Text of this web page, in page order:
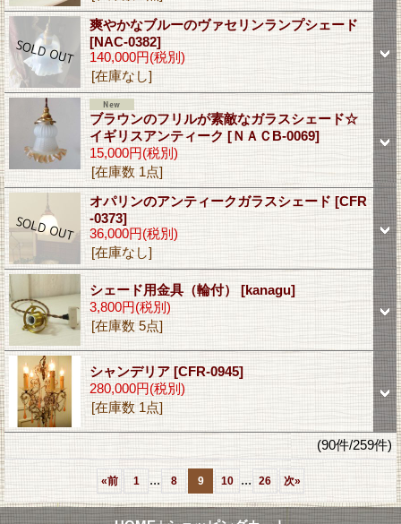
爽やかなブルーのヴァセリンランプシェード
[NAC-0382]
140,000円(税別)
[在庫なし]
ブラウンのフリルが素敵なガラスシェード☆
イギリスアンティーク [ＮＡＣB-0069]
15,000円(税別)
[在庫数 1点]
オパリンのアンティークガラスシェード [CFR
-0373]
36,000円(税別)
[在庫なし]
シェード用金具（輪付） [kanagu]
3,800円(税別)
[在庫数 5点]
シャンデリア [CFR-0945]
280,000円(税別)
[在庫数 1点]
(90件/259件)
«前 1 ... 8 9 10 ... 26 次»